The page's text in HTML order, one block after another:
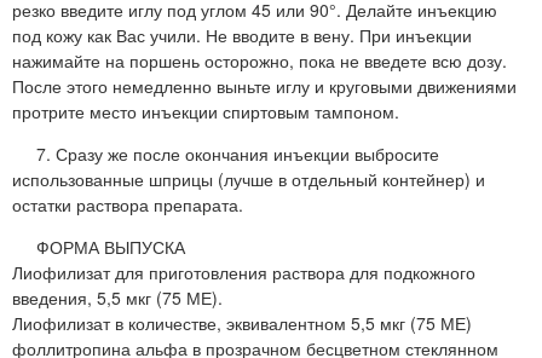
резко введите иглу под углом 45 или 90°. Делайте инъекцию
под кожу как Вас учили. Не вводите в вену. При инъекции
нажимайте на поршень осторожно, пока не введете всю дозу.
После этого немедленно выньте иглу и круговыми движениями
протрите место инъекции спиртовым тампоном.
7. Сразу же после окончания инъекции выбросите
использованные шприцы (лучше в отдельный контейнер) и
остатки раствора препарата.
ФОРМА ВЫПУСКА
Лиофилизат для приготовления раствора для подкожного
введения, 5,5 мкг (75 МЕ).
Лиофилизат в количестве, эквивалентном 5,5 мкг (75 МЕ)
фоллитропина альфа в прозрачном бесцветном стеклянном